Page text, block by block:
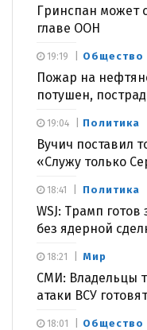
Гринспан может
главе ООН
Общество
Пожар на
потушен,
19:19
Политика
Вучич поставил
«Служу только
19:04
Политика
WSJ: Трамп
без ядерной
18:41
Мир
СМИ: Владельцы
атаки ВСУ
18:21
Общество
18:01